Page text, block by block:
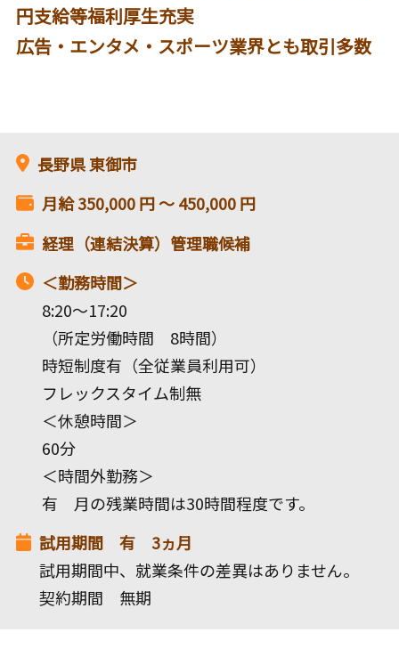
円支給等福利厚生充実
広告・エンタメ・スポーツ業界とも取引多数
長野県 東御市
月給 350,000 円 〜 450,000円
経理（連結決算）管理職候補
＜勤務時間＞
8:20～17:20
（所定労働時間 8時間）
時短制度有（全従業員利用可）
フレックスタイム制無
＜休憩時間＞
60分
＜時間外勤務＞
有 月の残業時間は30時間程度です。
試用期間 有 3ヵ月
試用期間中、就業条件の差異はありません。
契約期間 無期